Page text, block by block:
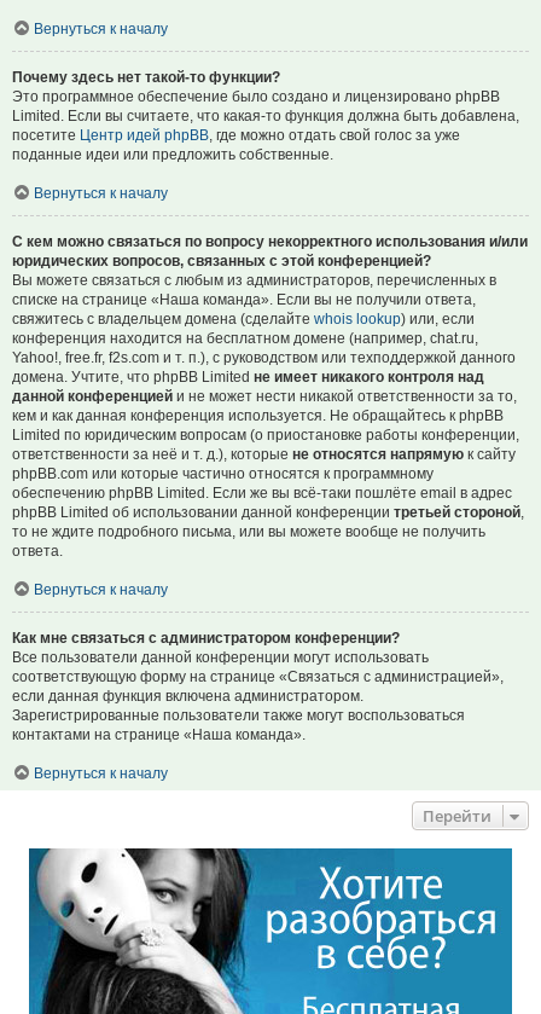
Вернуться к началу
Почему здесь нет такой-то функции?
Это программное обеспечение было создано и лицензировано phpBB
Limited. Если вы считаете, что какая-то функция должна быть добавлена,
посетите Центр идей phpBB , где можно отдать свой голос за уже
поданные идеи или предложить собственные.
Вернуться к началу
С кем можно связаться по вопросу некорректного использования и/или
юридических вопросов, связанных с этой конференцией?
Вы можете связаться с любым из администраторов, перечисленных в
списке на странице «Наша команда». Если вы не получили ответа,
свяжитесь с владельцем домена (сделайте whois lookup) или, если
конференция находится на бесплатном домене (например, chat.ru,
Yahoo!, free.fr, f2s.com и т. п.), с руководством или техподдержкой данного
домена. Учтите, что phpBB Limited не имеет никакого контроля над
данной конференцией и не может нести никакой ответственности за то,
кем и как данная конференция используется. Не обращайтесь к phpBB
Limited по юридическим вопросам (о приостановке работы конференции,
ответственности за неё и т. д.), которые не относятся напрямую к сайту
phpBB.com или которые частично относятся к программному
обеспечению phpBB Limited. Если же вы всё-таки пошлёте email в адрес
phpBB Limited об использовании данной конференции третьей стороной
то не ждите подробного письма, или вы можете вообще не получить
ответа.
Вернуться к началу
Как мне связаться с администратором конференции?
Все пользователи данной конференции могут использовать
соответствующую форму на странице «Связаться с администрацией»,
если данная функция включена администратором.
Зарегистрированные пользователи также могут воспользоваться
контактами на странице «Наша команда».
Вернуться к началу
Перейти